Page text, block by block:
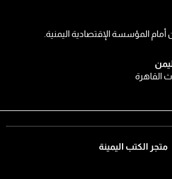
المؤسسة الإقتصادية اليمنية.
القاهرة
متجر الكتب اليمينة